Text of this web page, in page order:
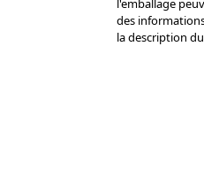
l'emballage
des
la description